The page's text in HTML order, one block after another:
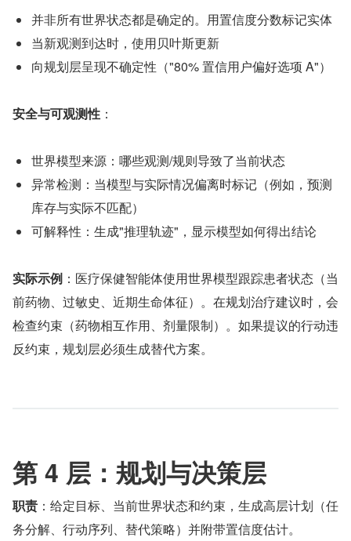
并非所有世界状态都是确定的。用置信度分数标记实体
当新观测到达时，使用贝叶斯更新
向规划层呈现不确定性（"80% 置信用户偏好选项 A"）
安全与可观测性 ：
世界模型来源：哪些观测/规则导致了当前状态
异常检测：当模型与实际情况偏离时标记（例如，预测
库存与实际不匹配）
可解释性：生成"推理轨迹"，显示模型如何得出结论
实际示例 ：医疗保健智能体使用世界模型跟踪患者状态（当
前药物、过敏史、近期生命体征）。在规划治疗建议时，会
检查约束（药物相互作用、剂量限制）。如果提议的行动违
反约束，规划层必须生成替代方案。
第 4 层：规划与决策层
职责 ：给定目标、当前世界状态和约束，生成高层计划（任
务分解、行动序列、替代策略）并附带置信度估计。